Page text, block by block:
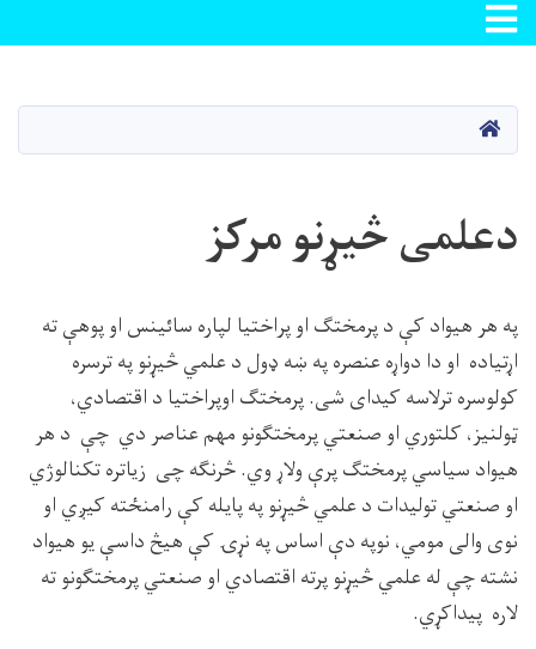
Toggle navigation
کور
دعلمی څیړنو مرکز
په هر هیواد کې د پرمختګ او پراختیا لپاره سائینس او پوهې ته
اړتیاده او دا دواړه عنصره په ښه ډول د علمي څیړنو په ترسره
کولوسره ترلاسه کیدای شی. پرمختګ اوپراختیا د اقتصادي،
ټولنیز، کلتوري او صنعتي پرمختګونو مهم عناصر دي چې د هر
هیواد سیاسي پرمختګ پرې ولاړ وي. څرنګه چی زیاتره تکنالوژي
او صنعتي تولیدات د علمي څیړنو په پایله کې رامنځته کیږي او
نوی والی مومي، نوپه دې اساس په نړۍ کې هیڅ داسې یو هیواد
نشته چې له علمي څیړنو پرته اقتصادي او صنعتي پرمختګونو ته
لاره پیداکړي.